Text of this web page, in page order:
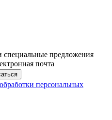
предложения
почта
обработки персональных